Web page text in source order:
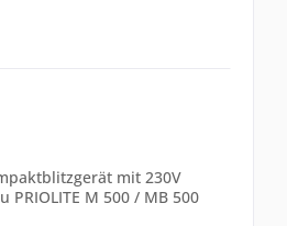
mit 230V
M 500 / MB 500